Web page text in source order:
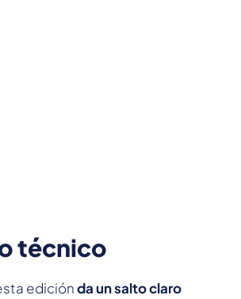
técnico
ediciónda un salto claro